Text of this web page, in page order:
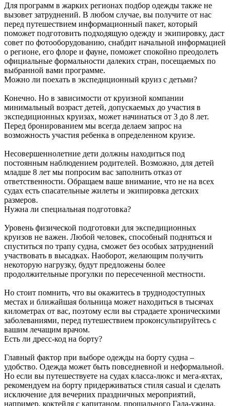
Для программ в жарких регионах подбор одежды также не
вызовет затруднений. В любом случае, вы получите от нас
перед путешествием информационный пакет, который
поможет подготовить подходящую одежду и экипировку, даст
совет по фотооборудованию, снабдит начальной информацией
о регионе, его флоре и фауне, поможет спокойно преодолеть
официальные формальности далеких стран, посещаемых по
выбранной вами программе.
Можно ли поехать в экспедиционный круиз с детьми?
Конечно. Но в зависимости от круизной компании
минимальный возраст детей, допускаемых до участия в
экспедиционных круизах, может начинаться от 3 до 8 лет.
Перед бронированием мы всегда делаем запрос на
возможность участия ребенка в определенном круизе.
Несовершеннолетние дети должны находиться под
постоянным наблюдением родителей. Возможно, для детей
младше 8 лет мы попросим вас заполнить отказ от
ответственности. Обращаем ваше внимание, что не на всех
судах есть спасательные жилеты и экипировка детских
размеров.
Нужна ли специальная подготовка?
Уровень физической подготовки для экспедиционных
круизов не важен. Любой человек, способный подняться и
спуститься по трапу судна, сможет без особых затруднений
участвовать в высадках. Наоборот, желающим получить
некоторую нагрузку, будут предложены более
продолжительные прогулки по пересеченной местности.
Но стоит помнить, что вы окажитесь в труднодоступных
местах и ближайшая больница может находиться в тысячах
километрах от вас, поэтому если вы страдаете хроническими
заболеваниями, перед путешествием проконсультируйтесь с
вашим лечащим врачом.
Есть ли дресс-код на борту?
Главный фактор при выборе одежды на борту судна –
удобство. Одежда может быть повседневной и неформальной.
Но если вы путешествуете на судах класса-люкс и мега-яхтах,
рекомендуем на борту придерживаться стиля casual и сделать
исключение для вечерних праздничных мероприятий,
например, коктейля с капитаном, прощального Гала-ужина,